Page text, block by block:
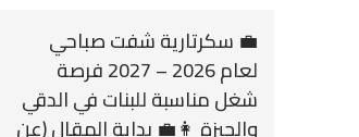
💼 سكرتارية شفت صباحي
لعام 2026 – 2027 فرصة
شغل مناسبة للبنات في الدقي
والجيزة 👩‍💼 بداية المقال (عن